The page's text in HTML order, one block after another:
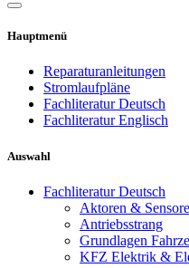
Hauptmenü
Reparaturanleitungen
Stromlaufpläne
Fachliteratur Deutsch
Fachliteratur Englisch
Auswahl
Fachliteratur Deutsch
Aktoren &
Antriebsstrang
Grundlagen
KFZ Elektrik &